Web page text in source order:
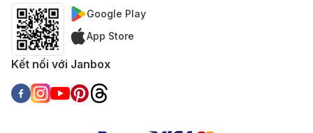
Google Play
App Store
Kết nối với Janbox